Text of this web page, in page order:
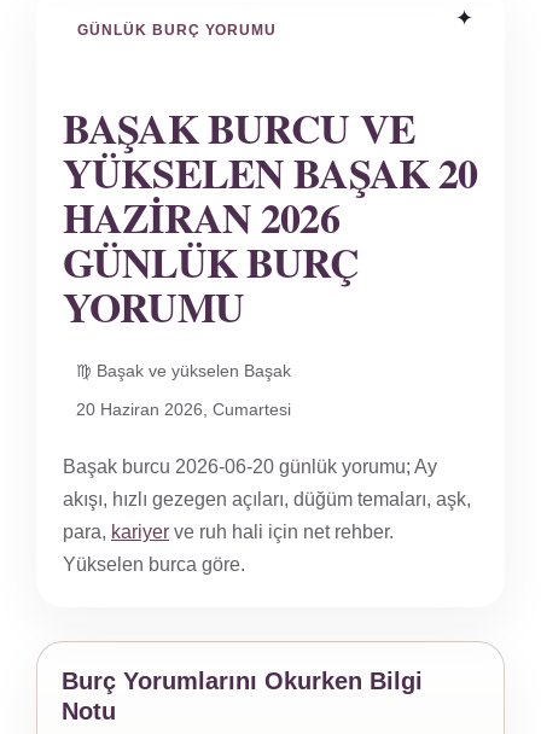
GÜNLÜK BURÇ YORUMU
BAŞAK BURCU VE
YÜKSELEN BAŞAK 20
HAZIRAN 2026
GÜNLÜK BURÇ
YORUMU
♍ Başak ve yükselen Başak
20 Haziran 2026, Cumartesi
Başak burcu 2026-06-20 günlük yorumu; Ay
akışı, hızlı gezegen açıları, düğüm temaları, aşk,
para, kariyer ve ruh hali için net rehber.
Yükselen burca göre.
Burç Yorumlarını Okurken Bilgi
Notu